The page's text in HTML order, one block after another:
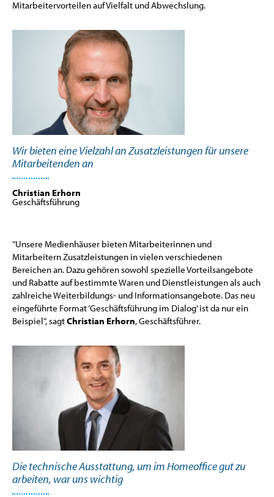
Mitarbeitervorteilen auf Vielfalt und Abwechslung.
Wir bieten eine Vielzahl an Zusatzleistungen für unsere
Mitarbeitenden an
Christian Erhorn
Geschäftsführung
“Unsere Medienhäuser bieten Mitarbeiterinnen und
Mitarbeitern Zusatzleistungen in vielen verschiedenen
Bereichen an. Dazu gehören sowohl spezielle Vorteilsangebote
und Rabatte auf bestimmte Waren und Dienstleistungen als auch
zahlreiche Weiterbildungs- und Informationsangebote. Das neu
eingeführte Format ‘Geschäftsführung im Dialog’ ist da nur ein
Beispiel“, sagtChristian Erhorn, Geschäftsführer.
Die technische Ausstattung, um im Homeoffice gut zu
arbeiten, war uns wichtig